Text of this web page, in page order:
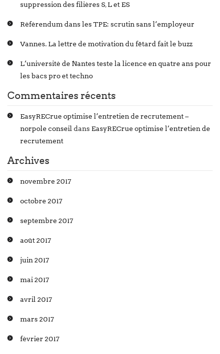
suppression des filières S, L et ES
Référendum dans les TPE: scrutin sans l’employeur
Vannes. La lettre de motivation du fêtard fait le buzz
L’université de Nantes teste la licence en quatre ans pour
les bacs pro et techno
Commentaires récents
EasyRECrue optimise l’entretien de recrutement –
norpole conseil dans EasyRECrue optimise l’entretien de
recrutement
Archives
novembre 2017
octobre 2017
septembre 2017
août 2017
juin 2017
mai 2017
avril 2017
mars 2017
février 2017